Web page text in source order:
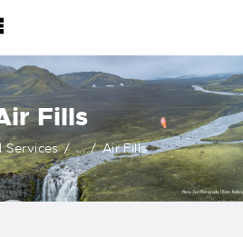
Fills
Services ... Air Fills
KITE
better when you surf